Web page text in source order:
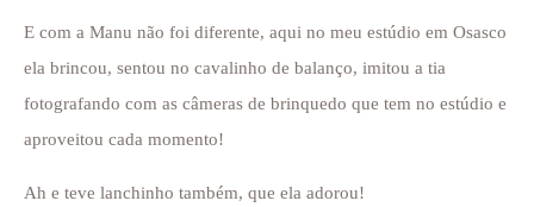
E com a Manu não foi diferente, aqui no meu estúdio em Osasco
ela brincou, sentou no cavalinho de balanço, imitou a tia
fotografando com as câmeras de brinquedo que tem no estúdio e
aproveitou cada momento!
Ah e teve lanchinho também, que ela adorou!